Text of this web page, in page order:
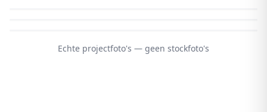
Echte projectfoto's — geen stockfoto's